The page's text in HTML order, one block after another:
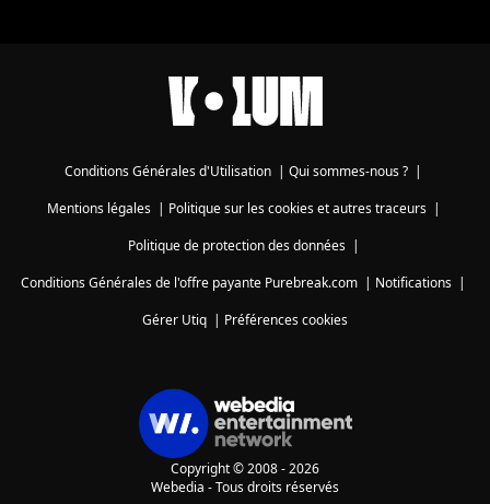
Conditions Générales d'Utilisation | Qui sommes-nous ? |
Mentions légales| Politique sur les cookies et autres traceurs|
Politique de protection des données|
Conditions Générales de l'offre payante Purebreak.com | Notifications |
Gérer Utiq | Préférences cookies
Copyright © 2008 - 2026
Webedia - Tous droits réservés